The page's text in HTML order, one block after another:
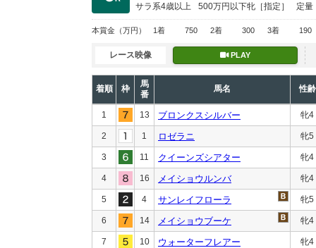
サラ系4歳以上 500万円以下牝［指定］ 定量
本賞金 （万円） 1着 750 2着 300 3着 190
レース映像 PLAY
着順 枠
馬
番
馬名 性齢
1 13 ブロンクスシルバー 牝4
2 1 ロゼラニ 牝5
3 11 クイーンズシアター 牝4
4 16 メイショウルンバ 牝4
5 4 サンレイフローラ 牝5
6 14 メイショウブーケ 牝4
7 10 ウォーターフレアー 牝4